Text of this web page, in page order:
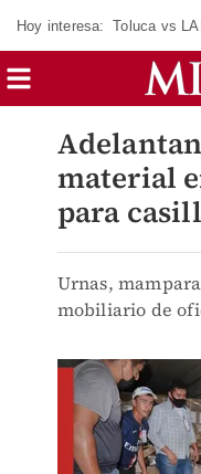
Hoy interesa: Toluca vs
material
para
Urnas,
mobiliario de